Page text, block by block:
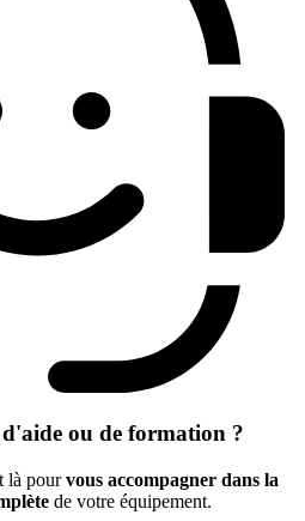
d'aide ou de formation ?
là pourvous accompagner dans la
de votre équipement.